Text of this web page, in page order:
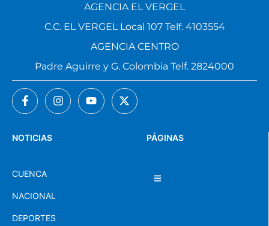
PÁGINAS
NOTICIAS
CUENCA
NACIONAL
DEPORTES
AGENCIA EL VERGEL
C.C. EL VERGEL Local 107 Telf. 4103554
AGENCIA CENTRO
Padre Aguirre y G. Colombia Telf. 2824000